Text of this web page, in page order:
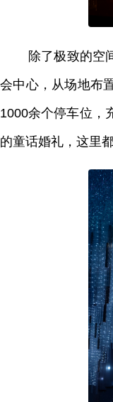
除了极致的空
会中心，从场地布
1000余个停车位，
的童话婚礼，这里